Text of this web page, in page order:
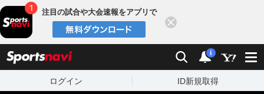
注目の試合や大会速報をアプリで
検索 通知
i
ログイン ID新規取得